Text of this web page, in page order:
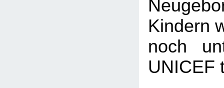
Kindern
noch
UNICEF